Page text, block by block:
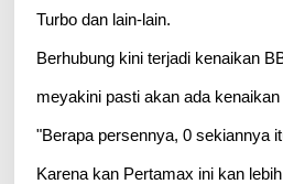
Turbo dan lain-lain.
Berhubung kini terjadi kenaikan
meyakini pasti akan ada kenaikan
"Berapa persennya, 0 sekiannya
Karena kan Pertamax ini kan